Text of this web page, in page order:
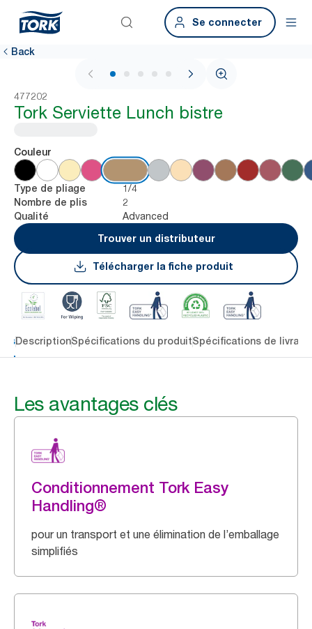
Se connecter
Back
1 / 6
477202
Tork Serviette Lunch bistre
Couleur
Type de pliage 1/4
Nombre de plis 2
Qualité
Advanced
Trouver un distributeur
Télécharger la fiche produit
DescriptionSpécifications du produitSpécifications de
Les avantages clés
Conditionnement Tork Easy
Handling®
pour un transport et une élimination de l’emballage
simplifiés